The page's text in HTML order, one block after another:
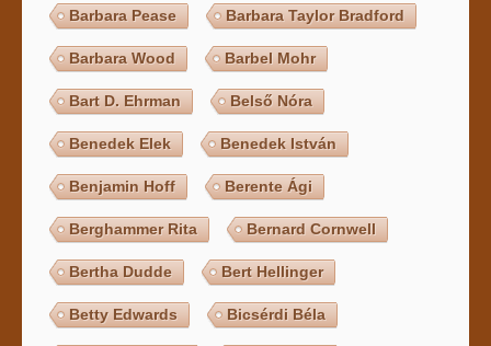
Barbara Pease Barbara Taylor Bradford
Barbara Wood Barbel Mohr
Bart D. Ehrman Belső Nóra
Benedek Elek Benedek István
Benjamin Hoff Berente Ági
Berghammer Rita Bernard Cornwell
Bertha Dudde Bert Hellinger
Betty Edwards Bicsérdi Béla